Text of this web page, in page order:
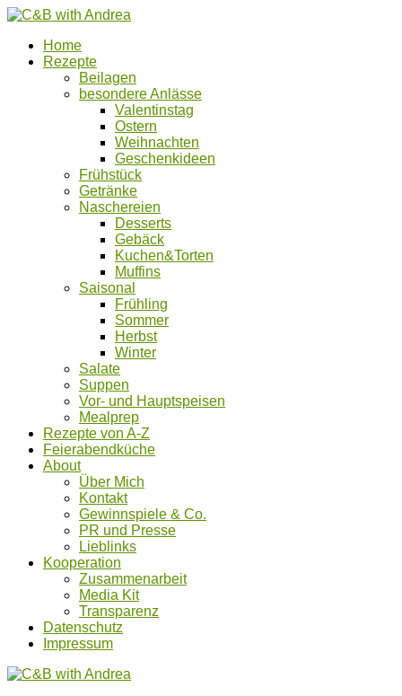
Home
Rezepte
Beilagen
besondere Anlässe
Valentinstag
Ostern
Weihnachten
Geschenkideen
Frühstück
Getränke
Naschereien
Desserts
Gebäck
Kuchen&Torten
Muffins
Saisonal
Frühling
Sommer
Herbst
Winter
Salate
Suppen
Vor- und Hauptspeisen
Mealprep
Rezepte von A-Z
Feierabendküche
About
Über Mich
Kontakt
Gewinnspiele & Co.
PR und Presse
Lieblinks
Kooperation
Zusammenarbeit
Media Kit
Transparenz
Datenschutz
Impressum